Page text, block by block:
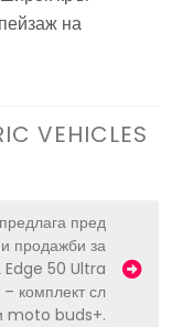
на
VEHICLES
пред
продажби за
50 Ultra
комплект сл
moto buds+.